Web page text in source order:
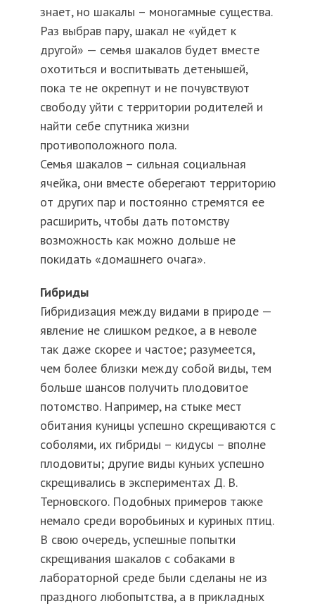
знает, но шакалы – моногамные существа.
Раз выбрав пару, шакал не «уйдет к
другой» — семья шакалов будет вместе
охотиться и воспитывать детенышей,
пока те не окрепнут и не почувствуют
свободу уйти с территории родителей и
найти себе спутника жизни
противоположного пола.
Семья шакалов – сильная социальная
ячейка, они вместе оберегают территорию
от других пар и постоянно стремятся ее
расширить, чтобы дать потомству
возможность как можно дольше не
покидать «домашнего очага».
Гибриды
Гибридизация между видами в природе —
явление не слишком редкое, а в неволе
так даже скорее и частое; разумеется,
чем более близки между собой виды, тем
больше шансов получить плодовитое
потомство. Например, на стыке мест
обитания куницы успешно скрещиваются с
соболями, их гибриды – кидусы – вполне
плодовиты; другие виды куньих успешно
скрещивались в экспериментах Д. В.
Терновского. Подобных примеров также
немало среди воробьиных и куриных птиц.
В свою очередь, успешные попытки
скрещивания шакалов с собаками в
лабораторной среде были сделаны не из
праздного любопытства, а в прикладных